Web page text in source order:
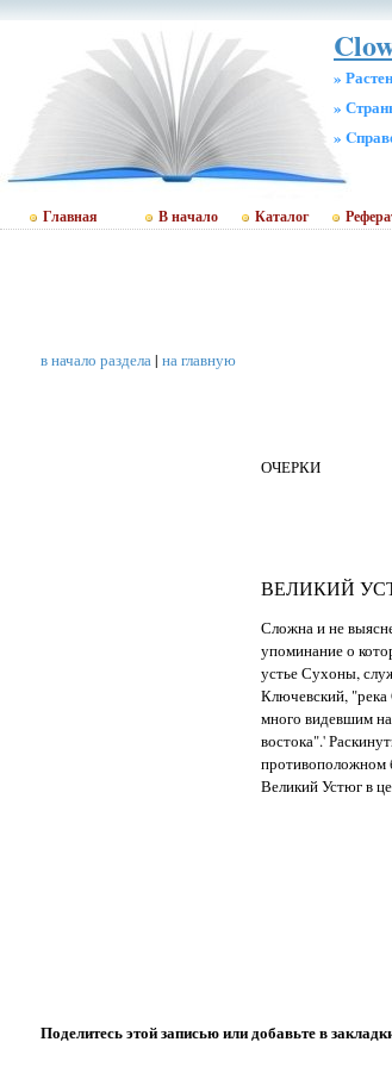
»
»
»
Главная В начало Каталог
в начало раздела| на главную
ОЧЕРКИ
ВЕЛИКИЙ
Сложна и не
упоминание о
устье Сухоны,
Ключевский,
много видевшим
востока".'
противоположном
Великий Устюг в
Поделитесь этой записью или добавьте в